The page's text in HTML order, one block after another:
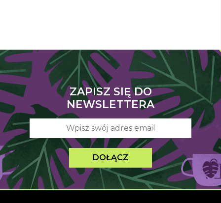
ZAPISZ SIĘ DO
NEWSLETTERA
DOŁĄCZ